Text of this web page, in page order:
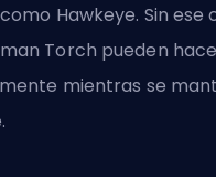
Hawkeye. Sin ese
Torch pueden
mientras se